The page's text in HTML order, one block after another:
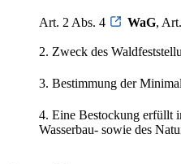
Art. 2 Abs. 4 WaG,
2. Zweck des
3. Bestimmung der
4. Eine Bestockung erfüllt
Wasserbau- sowie des